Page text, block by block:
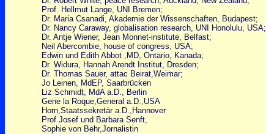
Prof. Hellmut Lange, UNI Bremen;
Dr. Maria Csanadi, Akademie der Wissenschaften, Budapest;
Dr. Nancy Caraway, globalisation research, UNI Honolulu, USA;
Dr. Antje Wiener, Jean Monnet-institute, Belfast;
Neil Abercombie, house of congress, USA;
Edwin und Edith Abbot ,MD, Ontario, Kanada;
Dr. Widura, Hannah Arendt Institut, Dresden;
Dr. Thomas Sauer, attac Beirat,Weimar;
Jo Leinen, MdEP, Saarbrücken
Liz Schmidt, MdA a.D., Berlin
Gene la Roque,General a.D.,USA
Horn,Staatssekretär a.D.,Hannover
Prof.Josef und Barbara Senft,
Sophie von Behr,Jornalistin